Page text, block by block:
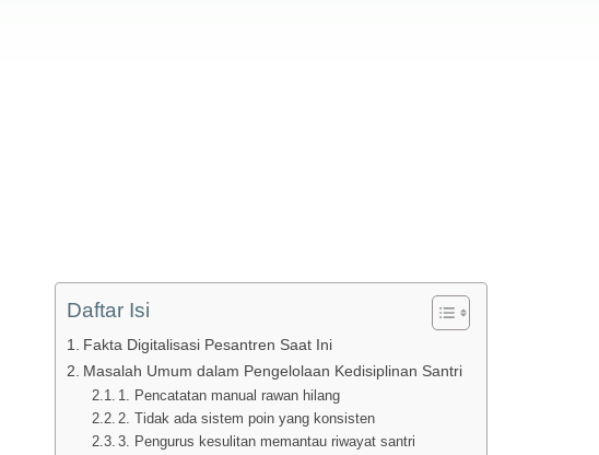
Daftar Isi
Fakta Digitalisasi Pesantren Saat Ini
Masalah Umum dalam Pengelolaan Kedisiplinan Santri
1. Pencatatan manual rawan hilang
2. Tidak ada sistem poin yang konsisten
3. Pengurus kesulitan memantau riwayat santri